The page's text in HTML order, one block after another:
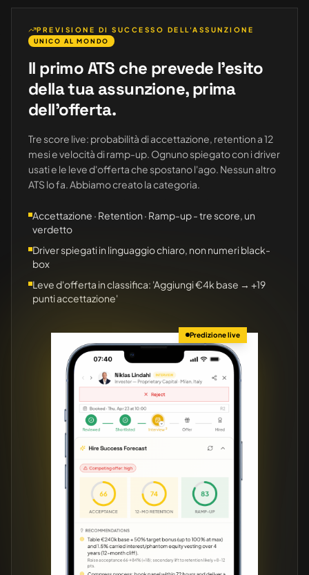
PREVISIONE DI SUCCESSO DELL'ASSUNZIONE
UNICO AL MONDO
Il primo ATS che prevede l'esito
della tua assunzione, prima
dell'offerta.
Tre score live: probabilità di accettazione, retention a 12
mesi e velocità di ramp-up. Ognuno spiegato con i driver
usati e le leve d'offerta che spostano l'ago. Nessun altro
ATS lo fa. Abbiamo creato la categoria.
Accettazione · Retention · Ramp-up - tre score, un
verdetto
Driver spiegati in linguaggio chiaro, non numeri black-
box
Leve d'offerta in classifica: 'Aggiungi €4k base → +19
punti accettazione'
Predizione live